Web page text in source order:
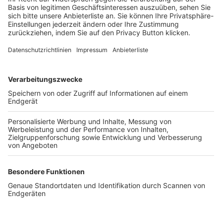
Login SpielPlus
FOLGE DEM BFV
TOP-VEREINE
TOP-PARTNER